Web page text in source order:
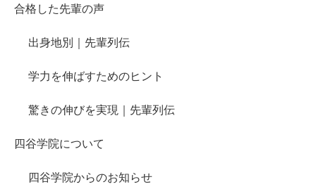
合格した先輩の声
出身地別｜先輩列伝
学力を伸ばすためのヒント
驚きの伸びを実現｜先輩列伝
四谷学院について
四谷学院からのお知らせ